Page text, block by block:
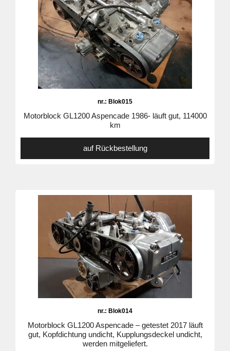
nr.: Blok015
Motorblock GL1200 Aspencade 1986- läuft gut, 114000
km
auf Rückbestellung
nr.: Blok014
Motorblock GL1200 Aspencade – getestet 2017 läuft
gut, Kopfdichtung undicht, Kupplungsdeckel undicht,
werden mitgeliefert.